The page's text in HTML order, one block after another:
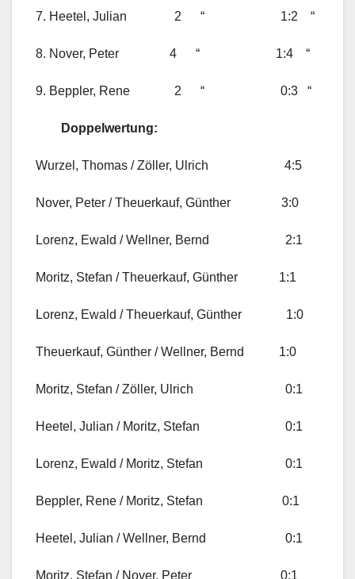
7. Heetel, Julian 2 “ 1:2 “
8. Nover, Peter 4 “ 1:4 “
9. Beppler, Rene 2 “ 0:3 “
Doppelwertung:
Wurzel, Thomas / Zöller, Ulrich 4:5
Nover, Peter / Theuerkauf, Günther 3:0
Lorenz, Ewald / Wellner, Bernd 2:1
Moritz, Stefan / Theuerkauf, Günther 1:1
Lorenz, Ewald / Theuerkauf, Günther 1:0
Theuerkauf, Günther / Wellner, Bernd 1:0
Moritz, Stefan / Zöller, Ulrich 0:1
Heetel, Julian / Moritz, Stefan 0:1
Lorenz, Ewald / Moritz, Stefan 0:1
Beppler, Rene / Moritz, Stefan 0:1
Heetel, Julian / Wellner, Bernd 0:1
Moritz, Stefan / Nover, Peter 0:1